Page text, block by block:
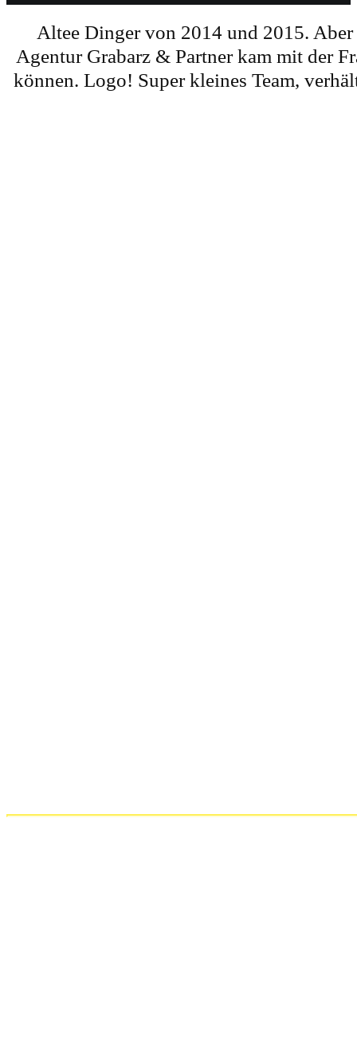
Altee Dinger von 2014 und 2015.
Agentur Grabarz & Partner kam mit der
können. Logo! Super kleines Team,